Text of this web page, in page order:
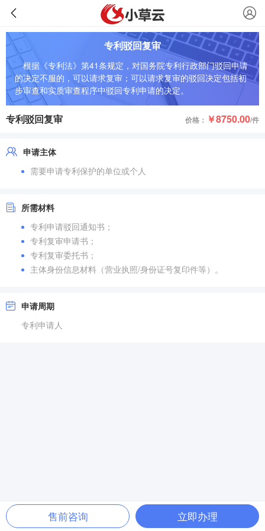
专利驳回复审
根据《专利法》第41条规定，对国务院专利行政部门驳回申请
的决定不服的，可以请求复审；可以请求复审的驳回决定包括初
步审查和实质审查程序中驳回专利申请的决定。
专利驳回复审 价格： ￥8750.00/件
申请主体
需要申请专利保护的单位或个人
所需材料
专利申请驳回通知书；
专利复审申请书；
专利复审委托书；
主体身份信息材料（营业执照/身份证号复印件等）。
申请周期
专利申请人
售前咨询 立即办理